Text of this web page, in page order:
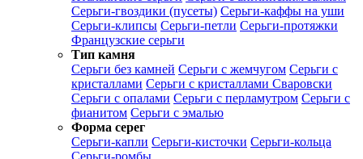
Серьги-гвоздики (пусеты) Серьги-каффы на уши
Серьги-клипсы Серьги-петли Серьги-протяжки
Французские серьги
Тип камня
Серьги без камней Серьги с жемчугом Серьги с
кристаллами Серьги с кристаллами Сваровски
Серьги с опалами Серьги с перламутром Серьги с
фианитом Серьги с эмалью
Форма серег
Серьги-капли Серьги-кисточки Серьги-кольца
Серьги-ромбы